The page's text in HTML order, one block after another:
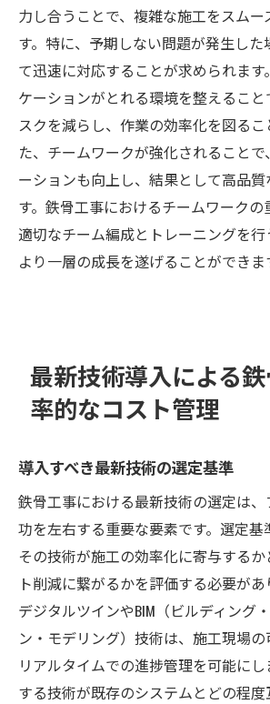
力し合うことで、複雑な施工をスムー
す。特に、予期しない問題が発生した
て迅速に対応することが求められます
ケーションがとれる環境を整えること
スクを減らし、作業の効率化を図るこ
た、チームワークが強化されること
ーションも向上し、結果として高品
す。鉄骨工事におけるチームワークの
適切なチーム編成とトレーニングを
より一層の成長を遂げることができま
最新技術導入による
率的なコスト管理
導入すべき最新技術の選定基準
鉄骨工事における最新技術の選定は
功を左右する重要な要素です。選定基
その技術が施工の効率化に寄与する
ト削減に繋がるかを評価する必要があ
デジタルツインやBIM（ビルディング
ン・モデリング）技術は、施工現場の
リアルタイムでの進捗管理を可能にし
する技術が既存のシステムとどの程度